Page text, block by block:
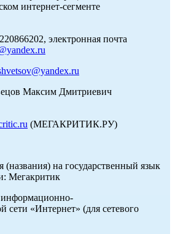
интернет-сегменте
электронная почта
Максим Дмитриевич
(МЕГАКРИТИК.РУ)
на государственный язык
Мегакритик
сети «Интернет» (для сетевого